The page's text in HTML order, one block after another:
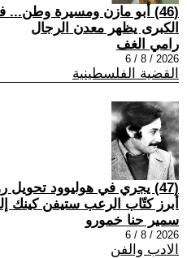
(46) أبو مازن ومسيرة وطن...
الكبرى يظهر معدن الرجال
رامي الغف
2026 / 8 / 6
القضية الفلسطينية
(47) يجري في هوليوود تحويل
أبرز كتّاب الرعب ستيفن كينك
سمير حنا خمورو
2026 / 8 / 6
الادب والفن